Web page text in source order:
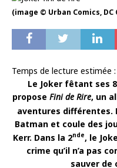
(image © Urban Comics, DC
Temps de lecture estimée :
Le Joker fêtant ses
propose Fini de Rire, un
aventures différentes.
Batman et coule des
Kerr. Dans la 2nde, le
crime qu’il n’a pas
sauver de